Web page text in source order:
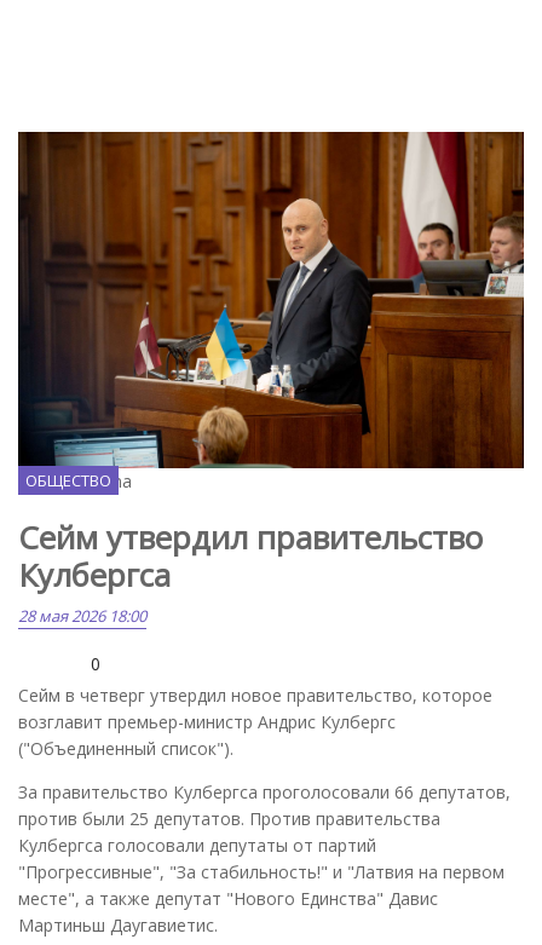
Flickr / Saeima
ОБЩЕСТВО
Сейм утвердил правительство
Кулбергса
28 мая 2026 18:00
0
Сейм в четверг утвердил новое правительство, которое
возглавит премьер-министр Андрис Кулбергс
("Объединенный список").
За правительство Кулбергса проголосовали 66 депутатов,
против были 25 депутатов. Против правительства
Кулбергса голосовали депутаты от партий
"Прогрессивные", "За стабильность!" и "Латвия на первом
месте", а также депутат "Нового Единства" Давис
Мартиньш Даугавиетис.